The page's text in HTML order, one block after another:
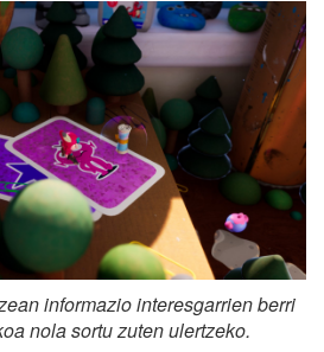
informazio interesgarrien berri
nola sortu zuten ulertzeko.